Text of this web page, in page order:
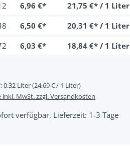
6,96 €* 21,75 €* / 1 Liter
6,50 €* 20,31 €* / 1 Liter
6,03 €* 18,84 €* / 1 Liter
0.32 Liter(24,69 € / 1 Liter)
inkl. MwSt. zzgl. Versandkosten
verfügbar, Lieferzeit: 1-3 Tage